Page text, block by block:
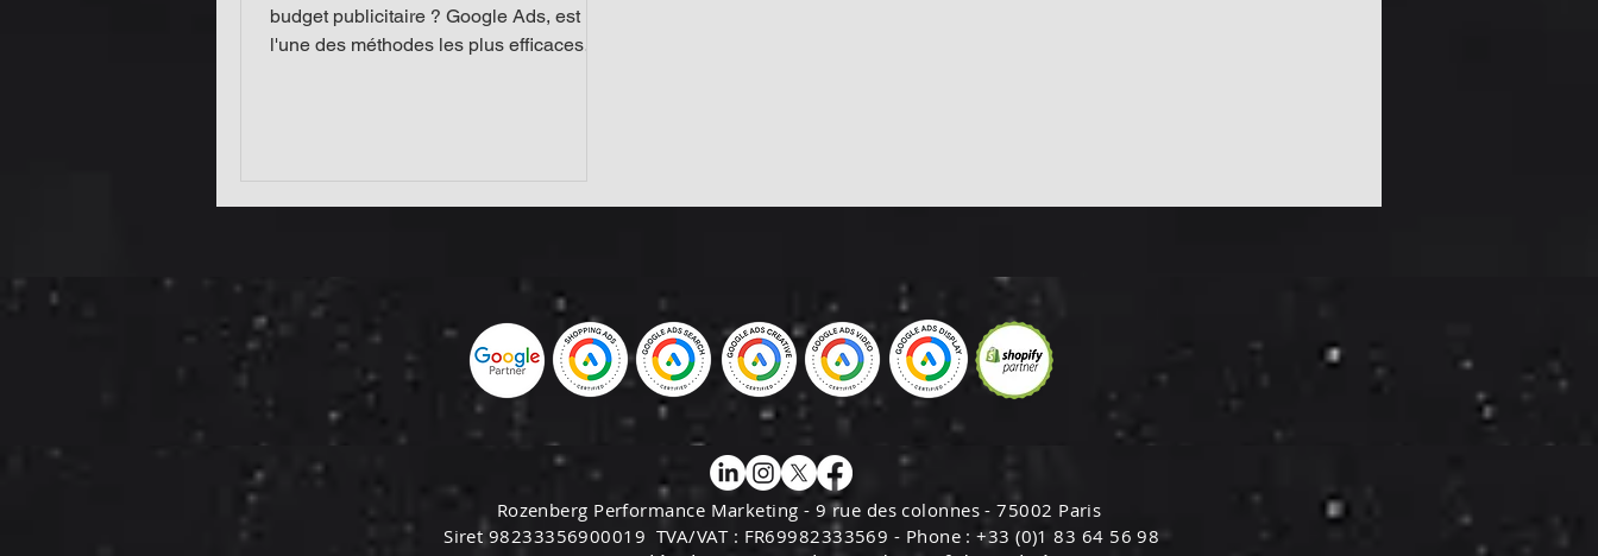
budget publicitaire ? Google Ads, est
l'une des méthodes les plus efficaces
Rozenberg Performance Marketing - 9 rue des colonnes - 75002 Paris
Siret 98233356900019 TVA/VAT : FR69982333569 - Phone : +33 (0)1 83 64 56 98